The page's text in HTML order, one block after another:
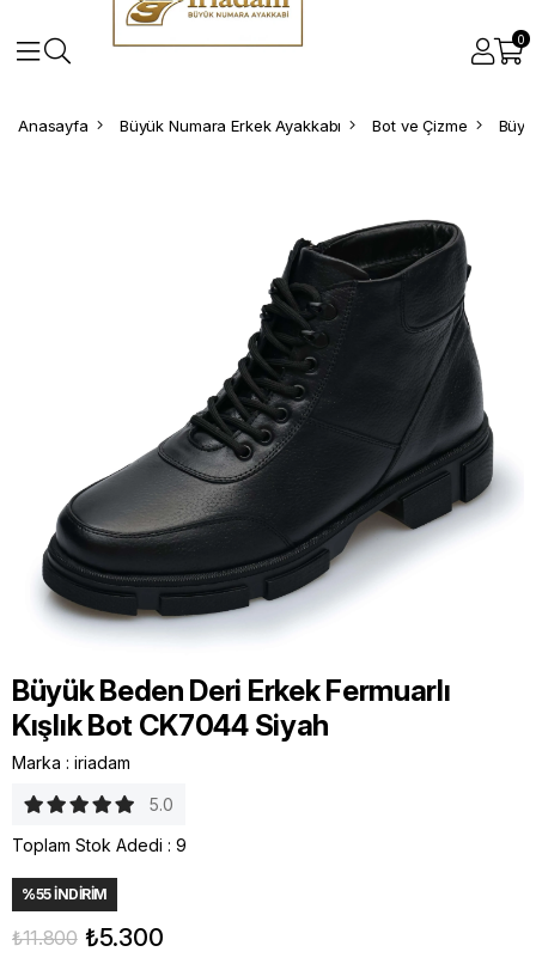
0
Anasayfa Büyük Numara Erkek Ayakkabı Bot ve Çizme
Büyük Beden Deri Erkek Fermuarlı
Kışlık Bot CK7044 Siyah
Marka : iriadam
5.0
Toplam Stok Adedi : 9
%55İNDIRIM
₺11.800 ₺5.300